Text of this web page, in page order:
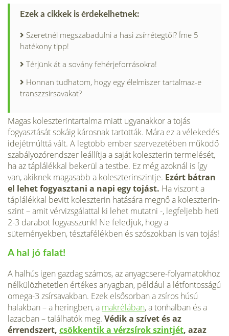
Ezek a cikkek is érdekelhetnek:
Szeretnél megszabadulni a hasi zsírrétegtől? Íme 5
hatékony tipp!
Térjünk át a sovány fehérjeforrásokra!
Honnan tudhatom, hogy egy élelmiszer tartalmaz-e
transzzsírsavakat?
Magas koleszterintartalma miatt ugyan­akkor a tojás
fogyasztását sokáig károsnak tartották. Mára ez a vélekedés
idejétmúlttá vált. A legtöbb ember szervezetében működő
szabályozórendszer leállítja a saját koleszterin termelését,
ha az táplálékkal bekerül a testbe. Ez még azoknál is így
van, akiknek magasabb a koleszterinszintje. Ezért bátran
el lehet fogyasztani a napi egy tojást. Ha viszont a
táplálékkal bevitt koleszterin hatására megnő a koleszterin­
szint – amit vérvizsgálattal ki lehet mutatni -, legfeljebb heti
2-3 darabot fogyasszunk! Ne feledjük, hogy a
süteményekben, tész­tafélékben és szószokban is van tojás!
A hal jó falat!
A halhús igen gazdag számos, az anyagcsere-folyamatokhoz
nélkülözhetet­len értékes anyagban, például a létfontosságú
omega-3 zsírsavakban. Ezek elsősorban a zsíros húsú
halakban – a heringben, a makrélában, a tonhalban és a
lazacban – találhatók meg. Védik a szívet és az
érrendszert, csökkentik a vérzsírok szintjét, azaz